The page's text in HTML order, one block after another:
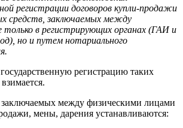
регистрации договоров купли-продажи
средств, заключаемых между
только в регистрирующих органах (ГАИ и
но и путем нотариального
регистрацию таких
между физическими лицами
мены, дарения устанавливаются: